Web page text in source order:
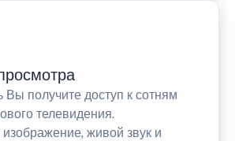
Вы получите доступ к сотням
телевидения.
живой звук и